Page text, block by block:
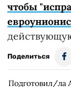
чтобы
Поделиться
Подготовил/ла